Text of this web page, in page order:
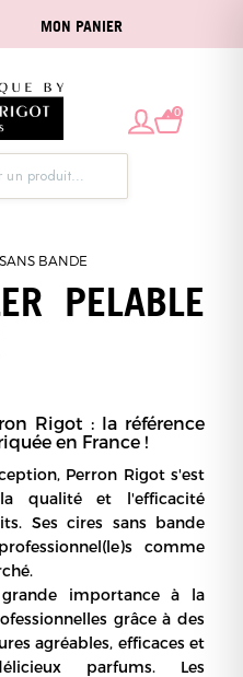
MON PANIER
0
BANDE
PELABLE
Rigot : la référence
en France !
Perron Rigot s'est
qualité et l'efficacité
Ses cires sans bande
comme
importance à la
grâce à des
agréables, efficaces et
parfums. Les